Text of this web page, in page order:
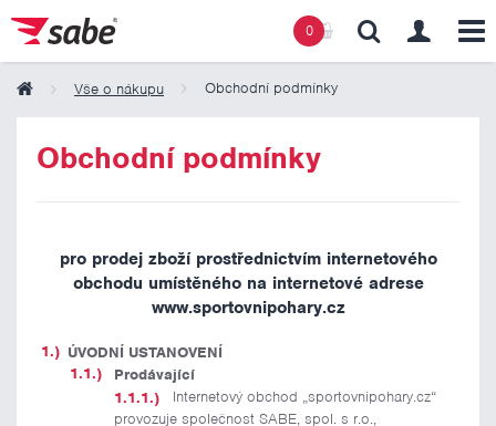
0
Vše o nákupu Obchodní podmínky
Obchodní podmínky
pro prodej zboží prostřednictvím internetového
obchodu umístěného na internetové adrese
www.sportovnipohary.cz
ÚVODNÍ USTANOVENÍ
Prodávající
Internetový obchod „sportovnipohary.cz“
provozuje společnost SABE, spol. s r.o.,
Obsah košíku
Košík zeje prázdnotou